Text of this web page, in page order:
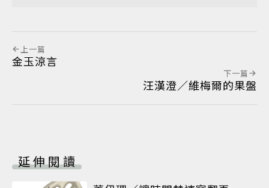
上一篇
金玉涼言
下一篇
汪漢澄／維梅爾的果盤
延伸閱讀